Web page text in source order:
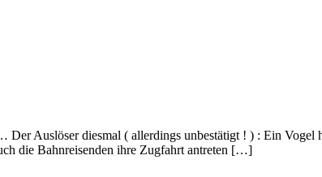
Auslöser diesmal ( allerdings unbestätigt ! ) : Ein Vogel
die Bahnreisenden ihre Zugfahrt antreten […]